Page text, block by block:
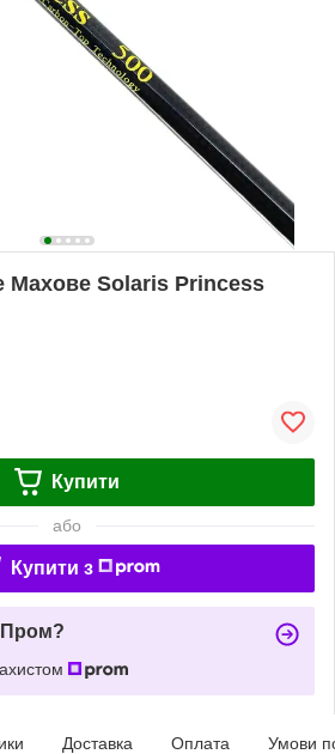
Махове Solaris Princess
Купити
або
Купити з
Пром?
Доставка Оплата Умови